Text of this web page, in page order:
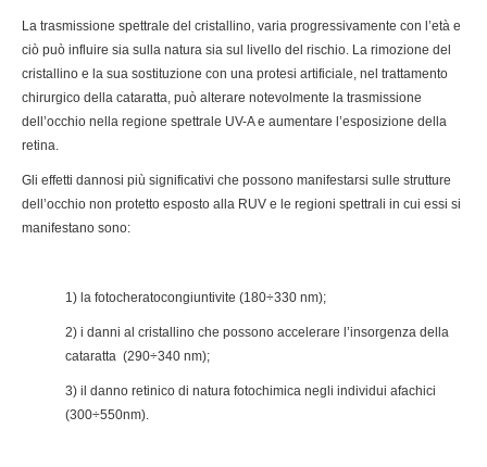
La trasmissione spettrale del cristallino, varia progressivamente con l’età e
ciò può influire sia sulla natura sia sul livello del rischio. La rimozione del
cristallino e la sua sostituzione con una protesi artificiale, nel trattamento
chirurgico della cataratta, può alterare notevolmente la trasmissione
dell’occhio nella regione spettrale UV-A e aumentare l’esposizione della
retina.
Gli effetti dannosi più significativi che possono manifestarsi sulle strutture
dell’occhio non protetto esposto alla RUV e le regioni spettrali in cui essi si
manifestano sono:
1) la fotocheratocongiuntivite (180÷330 nm);
2) i danni al cristallino che possono accelerare l’insorgenza della
cataratta (290÷340 nm);
3) il danno retinico di natura fotochimica negli individui afachici
(300÷550nm).